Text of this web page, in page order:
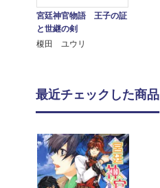
宮廷神官物語 王子の証
と世継の剣
榎田 ユウリ
最近チェックした商品